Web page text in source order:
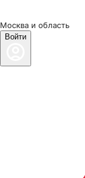
Москва и область
Войти